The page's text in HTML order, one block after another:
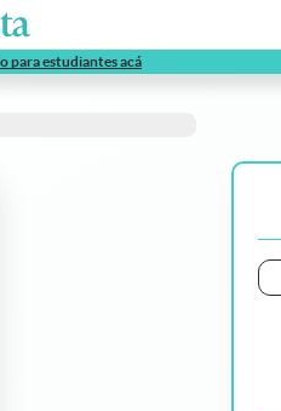
pestaña
para estudiantes acáabre en nueva pestaña